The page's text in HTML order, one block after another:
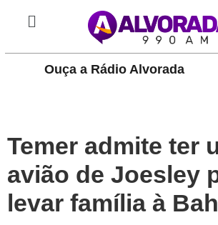
Ouça a Rádio Alvorada
Temer admite ter
avião de Joesley
levar família à